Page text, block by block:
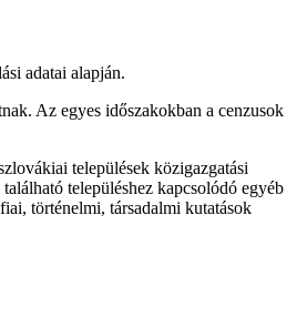
adatai alapján.
Az egyes időszakokban a cenzusok
települések közigazgatási
településhez kapcsolódó egyéb
történelmi, társadalmi kutatások